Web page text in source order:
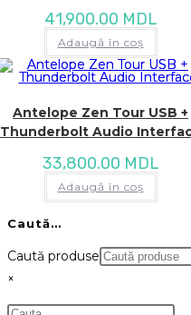
41,900.00 MDL
Adaugă în coș
Antelope Zen Tour USB +
Thunderbolt Audio
33,800.00 MDL
Adaugă în coș
Caută…
Caută produse
×